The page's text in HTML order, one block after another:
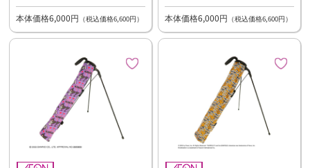
本体価格6,000円 （税込価格6,600円） 本体価格6,000円 （税込価格6,600円）